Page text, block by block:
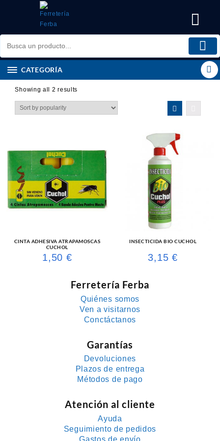
CATEGORÍA
Showing all 2 results
CINTA ADHESIVA ATRAPAMOSCAS
CUCHOL
1,50 €
INSECTICIDA BIO CUCHOL
3,15 €
Ferretería Ferba
Quiénes somos
Ven a visitarnos
Conctáctanos
Garantías
Devoluciones
Plazos de entrega
Métodos de pago
Atención al cliente
Ayuda
Seguimiento de pedidos
Gastos de envío